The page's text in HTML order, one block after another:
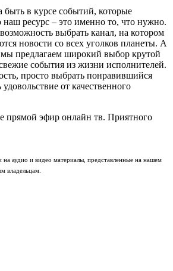
быть в курсе событий, которые
наш ресурс – это именно то, что нужно.
выбрать канал, на котором
новости со всех уголков планеты. А
предлагаем широкий выбор крутой
события из жизни исполнителей.
просто выбрать понравившийся
от качественного
прямой эфир онлайн тв. Приятного
аудио и видео материалы, представленные на нашем
владельцам.